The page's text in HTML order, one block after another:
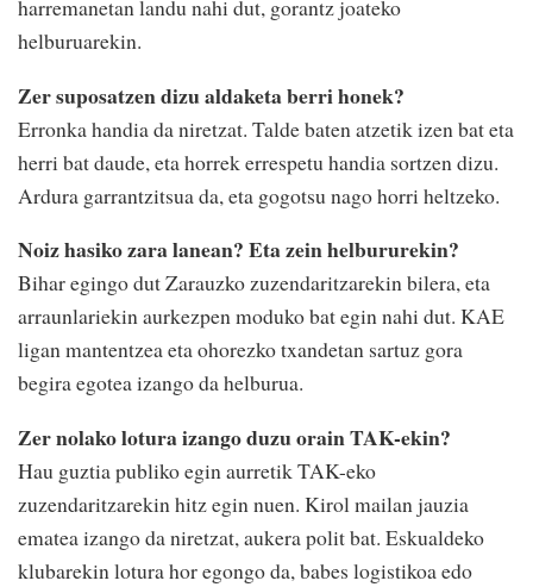
harremanetan landu nahi dut, gorantz joateko
helburuarekin.
Zer suposatzen dizu aldaketa berri honek?
Erronka handia da niretzat. Talde baten atzetik izen bat eta
herri bat daude, eta horrek errespetu handia sortzen dizu.
Ardura garrantzitsua da, eta gogotsu nago horri heltzeko.
Noiz hasiko zara lanean? Eta zein helbururekin?
Bihar egingo dut Zarauzko zuzendaritzarekin bilera, eta
arraunlariekin aurkezpen moduko bat egin nahi dut. KAE
ligan mantentzea eta ohorezko txandetan sartuz gora
begira egotea izango da helburua.
Zer nolako lotura izango duzu orain TAK-ekin?
Hau guztia publiko egin aurretik TAK-eko
zuzendaritzarekin hitz egin nuen. Kirol mailan jauzia
ematea izango da niretzat, aukera polit bat. Eskualdeko
klubarekin lotura hor egongo da, babes logistikoa edo